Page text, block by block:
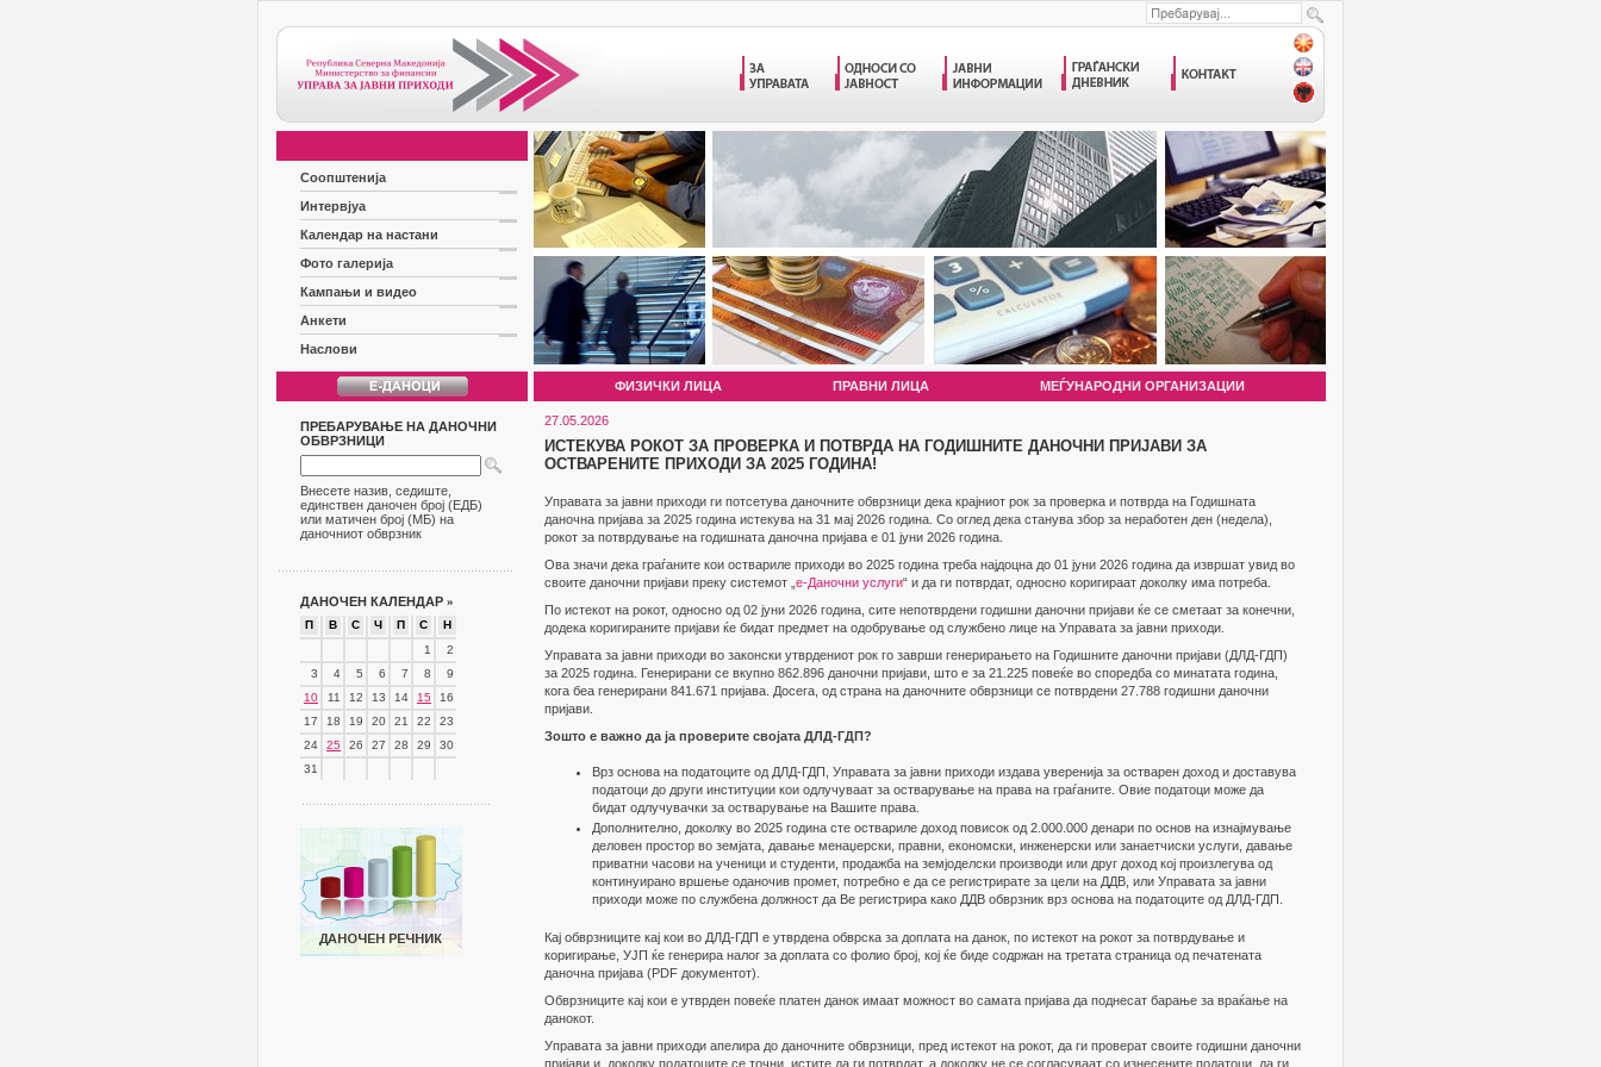
Соопштенија
Интервјуа
Календар на настани
Фото галерија
Кампањи и видео
Анкети
Наслови
ФИЗИЧКИ ЛИЦА ПРАВНИ ЛИЦА МЕЃУНАРОДНИ ОРГАНИЗАЦИИ
ПРЕБАРУВАЊЕ НА ДАНОЧНИ
ОБВРЗНИЦИ
Внесете назив, седиште,
единствен даночен број (ЕДБ)
или матичен број (МБ) на
даночниот обврзник
ДАНОЧЕН КАЛЕНДАР »
П В С Ч П С
Н
1
2
3
4 5 6 7 8
9
10
11 12 13 14 15
16
17
18 19 20 21 22
23
24
25 26 27 28 29
30
31
27.05.2026
ИСТЕКУВА РОКОТ ЗА ПРОВЕРКА И ПОТВРДА НА ГОДИШНИТЕ ДАНОЧНИ ПРИЈАВИ ЗА
ОСТВАРЕНИТЕ ПРИХОДИ ЗА 2025 ГОДИНА!
Управата за јавни приходи ги потсетува даночните обврзници дека крајниот рок за проверка и потврда на Годишната
даночна пријава за 2025 година истекува на 31 мај 2026 година. Со оглед дека станува збор за неработен ден (недела),
рокот за потврдување на годишната даночна пријава е 01 јуни 2026 година.
Ова значи дека граѓаните кои оствариле приходи во 2025 година треба најдоцна до 01 јуни 2026 година да извршат увид во
своите даночни пријави преку системот „ е-Даночни услуги“ и да ги потврдат, односно коригираат доколку има потреба.
По истекот на рокот, односно од 02 јуни 2026 година, сите непотврдени годишни даночни пријави ќе се сметаат за конечни,
додека коригираните пријави ќе бидат предмет на одобрување од службено лице на Управата за јавни приходи.
Управата за јавни приходи во законски утврдениот рок го заврши генерирањето на Годишните даночни пријави (ДЛД-ГДП)
за 2025 година. Генерирани се вкупно 862.896 даночни пријави, што е за 21.225 повеќе во споредба со минатата година,
кога беа генерирани 841.671 пријава. Досега, од страна на даночните обврзници се потврдени 27.788 годишни даночни
пријави.
Зошто е важно да ја проверите својата ДЛД-ГДП?
Врз основа на податоците од ДЛД-ГДП, Управата за јавни приходи издава уверенија за остварен доход и доставува
податоци до други институции кои одлучуваат за остварување на права на граѓаните. Овие податоци може да
бидат одлучувачки за остварување на Вашите права.
Дополнително, доколку во 2025 година сте оствариле доход повисок од 2.000.000 денари по основ на изнајмување
деловен простор во земјата, давање менаџерски, правни, економски, инженерски или занаетчиски услуги, давање
приватни часови на ученици и студенти, продажба на земјоделски производи или друг доход кој произлегува од
континуирано вршење оданочив промет, потребно е да се регистрирате за цели на ДДВ, или Управата за јавни
приходи може по службена должност да Ве регистрира како ДДВ обврзник врз основа на податоците од ДЛД-ГДП.
Кај обврзниците кај кои во ДЛД-ГДП е утврдена обврска за доплата на данок, по истекот на рокот за потврдување и
коригирање, УЈП ќе генерира налог за доплата со фолио број, кој ќе биде содржан на третата страница од печатената
даночна пријава (PDF документот).
Обврзниците кај кои е утврден повеќе платен данок имаат можност во самата пријава да поднесат барање за враќање на
данокот.
Управата за јавни приходи апелира до даночните обврзници, пред истекот на рокот, да ги проверат своите годишни даночни
пријави и, доколку податоците се точни, истите да ги потврдат, а доколку не се согласуваат со изнесените податоци, да ги